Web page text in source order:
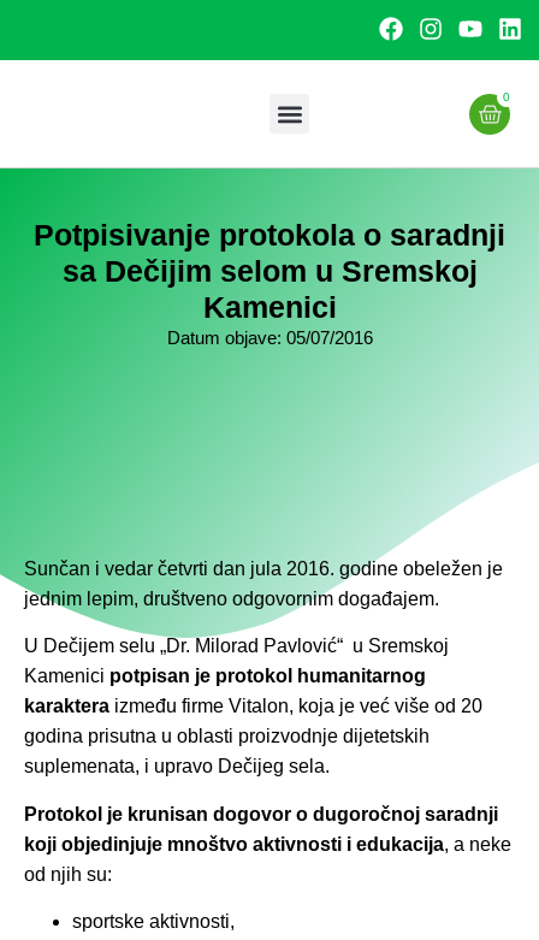
0
Potpisivanje protokola o saradnji
sa Dečijim selom u Sremskoj
Kamenici
Datum objave: 05/07/2016
Sunčan i vedar četvrti dan jula 2016. godine obeležen je
jednim lepim, društveno odgovornim događajem.
U Dečijem selu „Dr. Milorad Pavlović“ u Sremskoj
Kamenici potpisan je protokol humanitarnog
karaktera između firme Vitalon, koja je već više od 20
godina prisutna u oblasti proizvodnje dijetetskih
suplemenata, i upravo Dečijeg sela.
Protokol je krunisan dogovor o dugoročnoj saradnji
koji objedinjuje mnoštvo aktivnosti i edukacija, a neke
od njih su:
sportske aktivnosti,